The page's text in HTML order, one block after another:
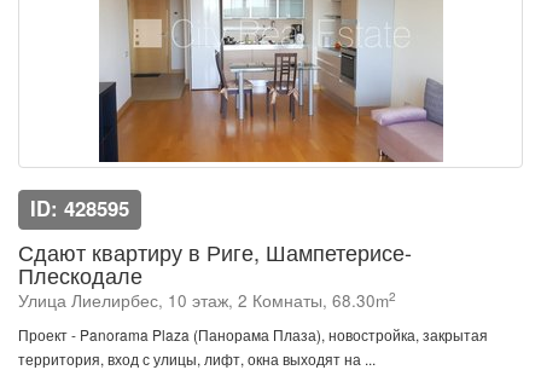
ID: 428595
Сдают квартиру в Риге, Шампетерисе-
Плескодале
Улица Лиелирбес, 10 этаж, 2 Комнаты, 68.30m2
Проект - Panorama Plaza (Панорама Плаза), новостройка, закрытая
территория, вход с улицы, лифт, окна выходят на ...